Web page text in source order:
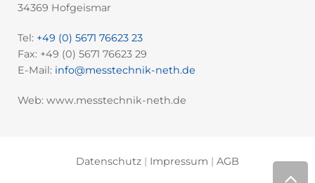
34369 Hofgeismar
Tel: +49 (0) 5671 76623 23
Fax: +49 (0) 5671 76623 29
E-Mail: info@messtechnik-neth.de
Web: www.messtechnik-neth.de
Datenschutz | Impressum | AGB